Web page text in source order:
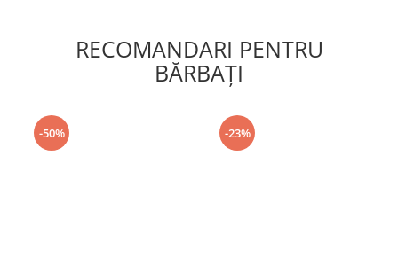
RECOMANDARI PENTRU
BĂRBAŢI
-50% -23%